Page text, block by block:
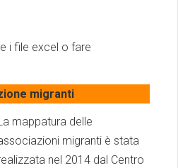
i file excel o fare
migranti
mappatura delle
migranti è stata
nel 2014 dal Centro